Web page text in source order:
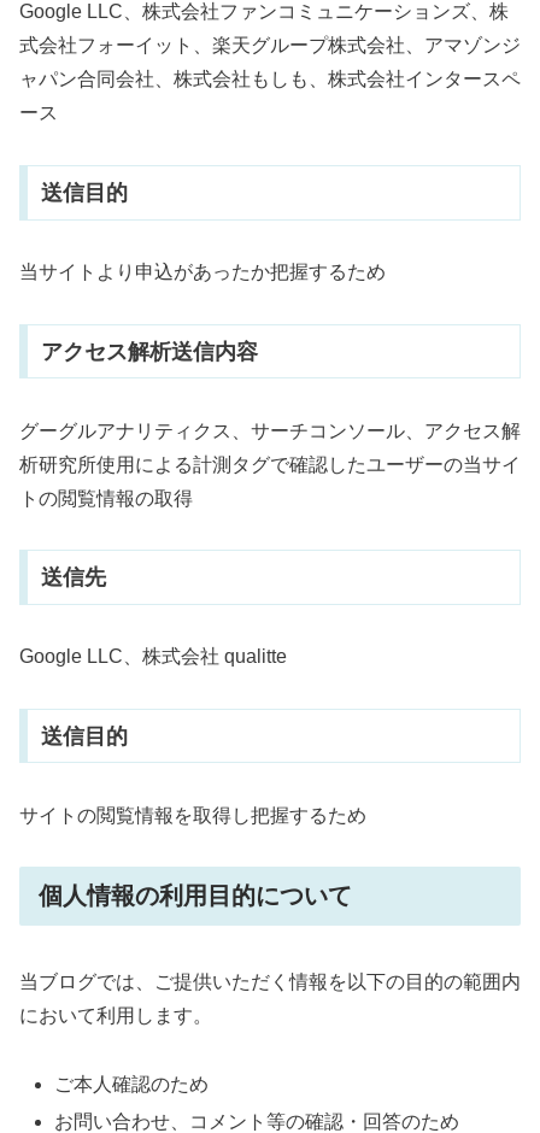
Google LLC、株式会社ファンコミュニケーションズ、株
式会社フォーイット、楽天グループ株式会社、アマゾンジ
ャパン合同会社、株式会社もしも、株式会社インタースペ
ース
送信目的
当サイトより申込があったか把握するため
アクセス解析送信内容
グーグルアナリティクス、サーチコンソール、アクセス解
析研究所使用による計測タグで確認したユーザーの当サイ
トの閲覧情報の取得
送信先
Google LLC、 株式会社 qualitte
送信目的
サイトの閲覧情報を取得し把握するため
個人情報の利用目的について
当ブログでは、
ご提供いただく情報を以下の目的の範囲内
において利用します。
ご本人確認のため
お問い合わせ、コメント等の確認・回答のため